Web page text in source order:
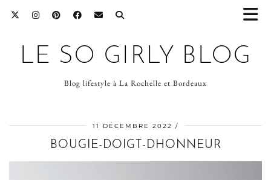
LE SO GIRLY BLOG
Blog lifestyle à La Rochelle et Bordeaux
11 DÉCEMBRE 2022
BOUGIE-DOIGT-DHONNEUR